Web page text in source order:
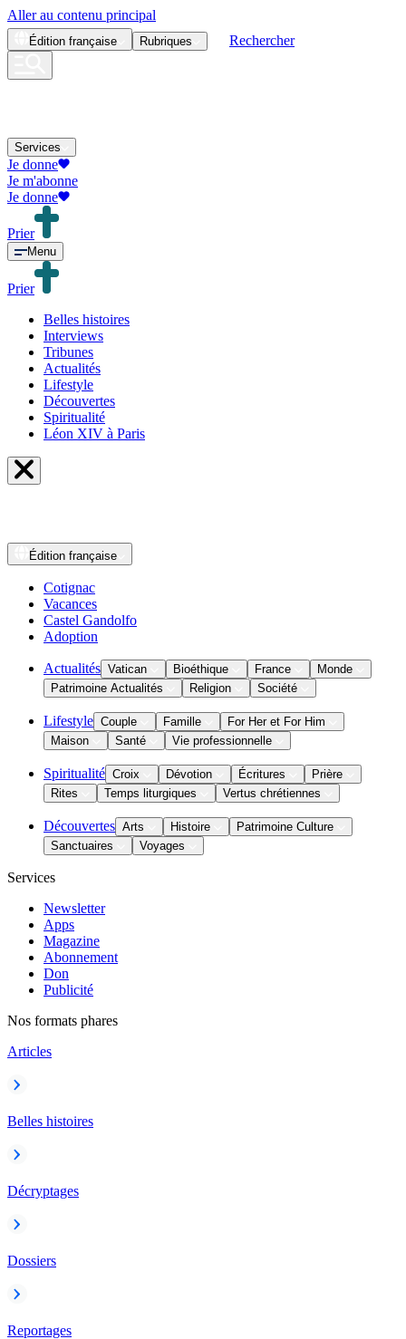
Aller au contenu principal
Édition française Rubriques Rechercher
Services
Je donne
Je m'abonne
Je donne
Prier
Menu
Prier
Belles histoires
Interviews
Tribunes
Actualités
Lifestyle
Découvertes
Spiritualité
Léon XIV à Paris
Édition française
Cotignac
Vacances
Castel Gandolfo
Adoption
Actualités Vatican Bioéthique France
Monde
Patrimoine Actualités
Religion Société
Lifestyle Couple Famille
For Her et For Him
Maison
Santé Vie professionnelle
Spiritualité Croix Dévotion Écritures
Prière
Rites
Temps liturgiques Vertus chrétiennes
Découvertes Arts Histoire
Patrimoine Culture
Sanctuaires
Voyages
Services
Newsletter
Apps
Magazine
Abonnement
Don
Publicité
Nos formats phares
Articles
Belles histoires
Décryptages
Dossiers
Reportages